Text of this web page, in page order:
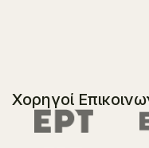
Χορηγοί